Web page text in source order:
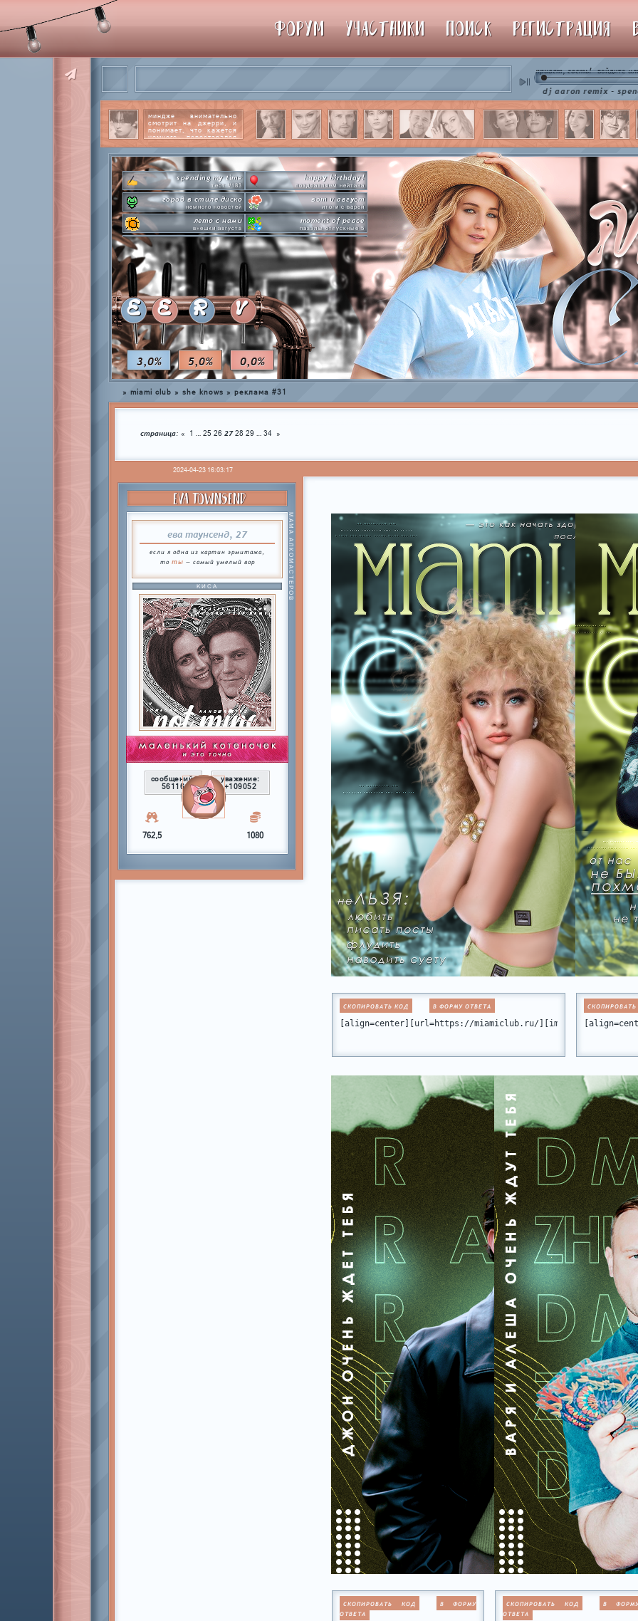
3,0% 5,0% 0,0%
♫ dj aaron remix - spencer hill
миндже внимательно
смотрит на джерри, и
понимает, что кажется
немного перестарался
далее
spending my time
тест #183
happy birthday!
поздравляем нейтана
город в стиле диско
немного новостей
вот и август
итоги с варей
лето с нами
внешки августа
moment of peace
паззлы отпускные 5
pen-pineapple-apple-pen!
шлакоблокунь заказывали?
hot n cold
охлаждаемся в клабграмме
сделай это прямо сейчас
лупим пиньяту!
everyone's a star
покупаем звезды
time goes by so slowly
анаграммы на базе
private emotion
с днем эмоций #4
hot in herre
летняя стикер-пати туть
E E R V
ФОРУМ УЧАСТНИКИ ПОИСК РЕГИСТРАЦИЯ
привет, гость! войдите
» miami club » she knows » реклама #31
страница: « 1 … 25 26 27 28 29 … 34 »
2024-04-23 16:03:17
EVA TOWNSEND
ева таунсенд, 27
если я одна из картин эрмитажа,
то ты — самый умелый вор МАМА АЛКОМАСТЕРОВ
КИСА
сообщений:
56116
уважение:
+109052
762,5 1080
СКОПИРОВАТЬ КОД В ФОРМУ ОТВЕТА
[align=center][url=https://miamiclub.ru/][img]https://
СКОПИРОВАТЬ КОД
В ФОРМУ
ОТВЕТА
СКОПИРОВАТЬ КОД
В
ОТВЕТА